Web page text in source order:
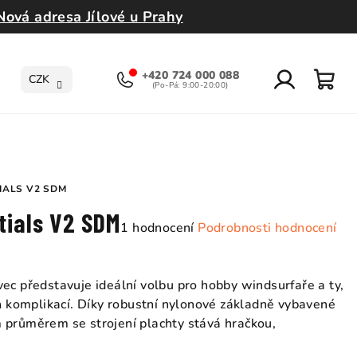
adresa Jílové u Prahy
CZK +420 724 000 088
V2 SDM
V2 SDMPrůměrné
je
5,0
z
1 hodnocení Podrobnosti hodnocení
představuje ideální volbu pro hobby windsurfaře a ty,
Díky robustní nylonové základně vybavené
se strojení plachty stává hračkou,